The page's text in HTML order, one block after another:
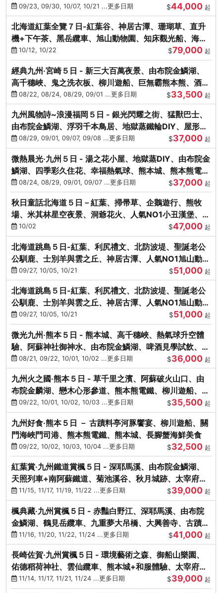
幻燈遊步道、洞爺花火
09/23, 09/30, 10/07, 10/21 ...更多日期 $44,000 起
北海道紅葉全覽７日-紅葉谷、神居古潭、珊瑚草、直升
機+下午茶、黑岳纜車、旭山動物園、知床觀光船、海膽
涮涮鍋(不進免稅店)
10/12, 10/22 $79,000 起
經典九州‧宮崎５日 - 新三大百萬夜景、由布院金鱗湖、
高千穗峽、鬼之洗衣板、柳川遊船、巨無霸熊本熊、酒造
見學試飲
08/22, 08/24, 08/29, 09/01 ...更多日期 $33,500 起
九州風物詩~浪漫福岡５日 - 銀光閃耀之街、猛獸巴士、
由布院金鱗湖、浮羽千本鳥居、地獄蒸鐵輪DIY、屋形船
晚宴、鸕鶿捕魚
08/29, 09/01, 09/07, 09/08 ...更多日期 $37,000 起
微熱晨光‧九州５日 - 湯之花小屋、地獄蒸DIY、由布院金
鱗湖、四季彩久住花、幸福熱氣球、熊本城、熊本熊電
鐵、螃蟹吃到飽
08/24, 08/29, 09/01, 09/07 ...更多日期 $37,000 起
秋日童話北海道５日－紅葉、掃帚草、企鵝遊行、熊牧
場、米其林星空夜景、洞爺花火、人氣NO1小丑漢堡、螃
蟹放題(千/函)
10/02 $47,000 起
北海道跳島５日-紅葉、利尻禮文、北防波堤、聖誕老公
公馴鹿、士別羊與雲之丘、神居古潭、人氣NO1旭山動物
園、海膽涮涮鍋
09/27, 10/05, 10/21 $51,000 起
北海道跳島５日-紅葉、利尻禮文、北防波堤、聖誕老公
公馴鹿、士別羊與雲之丘、神居古潭、人氣NO1旭山動物
園、海膽涮涮鍋
09/27, 10/05, 10/21 $51,000 起
微光九州‧熊本５日 - 熊本城、高千穗峽、熱氣球升空體
驗、阿蘇神社御神水、由布院金鱗湖、啤酒見學試飲、豪
華海鮮盛宴
08/21, 09/22, 10/01, 10/02 ...更多日期 $36,000 起
九州火之國‧熊本５日 - 草千里之濱、阿蘇破火山口、由
布院金麟湖、戀木心形參道、熊本熊電鐵、柳川遊船、地
獄蒸DIY
09/22, 10/01, 10/02, 10/03 ...更多日期 $35,500 起
九州好食‧熊本５日 － 古蹟料亭河豚饗宴、柳川遊船、關
門海峽門司港、熊本熊電鐵、熊本城、長腳蟹海鮮美食
09/22, 10/02, 10/03, 10/04 ...更多日期 $32,500 起
紅葉賞‧九州鐵道賞楓５日 - 深耶馬溪、由布院金鱗湖、
天照列車+南阿蘇鐵道、菊池溪谷、秋月城跡、太宰府天
滿宮、竈門神社
11/15, 11/17, 11/19, 11/22 ...更多日期 $39,000 起
楓典藏‧九州賞楓５日 - 赤豔白野江、深耶馬溪、由布院
金鱗湖、鶴見岳纜車、九重夢大吊橋、大興善寺、古蹟河
豚+和牛饗宴
11/16, 11/20, 11/22, 11/24 ...更多日期 $41,000 起
長崎佐賀‧九州賞楓５日 - 環境藝術之森、御船山樂園、
佑德稻荷神社、雲仙纜車、熊本城+和服體驗、太宰府天
滿宮、光明禪寺
11/14, 11/17, 11/21, 11/24 ...更多日期 $39,000 起